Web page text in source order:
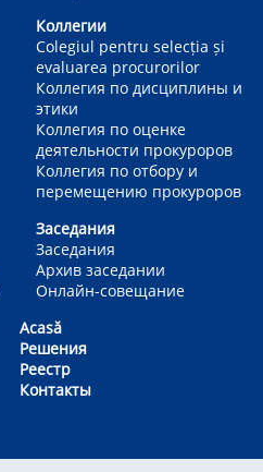
Коллегии
Colegiul pentru selecția și
evaluarea procurorilor
Коллегия по дисциплины и
этики
Коллегия по оценке
деятельности прокуроров
Коллегия по отбору и
перемещению прокуроров
Заседания
Заседания
Архив заседании
Онлайн-совещание
Acasă
Решения
Реестр
Контакты